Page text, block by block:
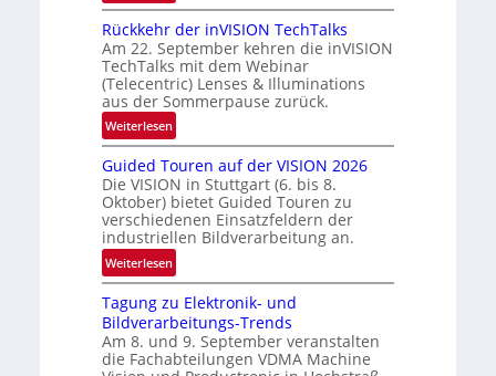
U
n
b
e
g
r
e
z
t
e
M
ö
g
l
i
c
h
Rückkehr der inVISION TechTalks
Am 22. September kehren die inVISION
TechTalks mit dem Webinar
(Telecentric) Lenses & Illuminations
aus der Sommerpause zurück.
Weiterlesen:
R
ü
c
k
k
e
h
d
e
r
Guided Touren auf der VISION 2026
Die VISION in Stuttgart (6. bis 8.
Oktober) bietet Guided Touren zu
verschiedenen Einsatzfeldern der
industriellen Bildverarbeitung an.
Weiterlesen:
G
u
i
d
e
Tagung zu Elektronik- und
Bildverarbeitungs-Trends
Am 8. und 9. September veranstalten
die Fachabteilungen VDMA Machine